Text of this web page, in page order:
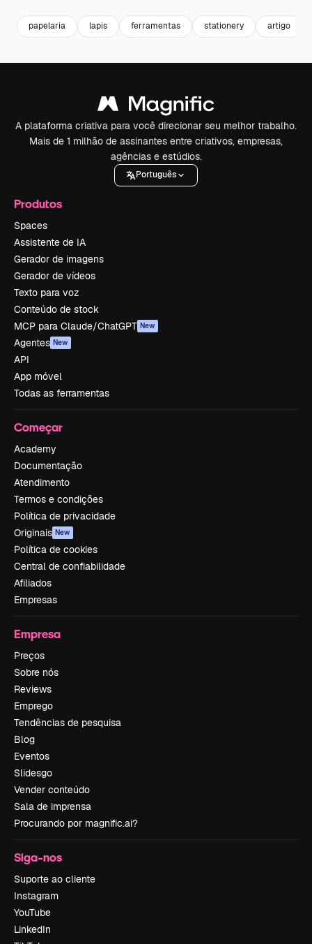
papelaria lapis ferramentas stationery artigo
A plataforma criativa para você direcionar seu melhor trabalho.
Mais de 1 milhão de assinantes entre criativos, empresas,
agências e estúdios.
Português
Produtos
Spaces
Assistente de IA
Gerador de imagens
Gerador de vídeos
Texto para voz
Conteúdo de stock
MCP para Claude/ChatGPT New
Agentes New
API
App móvel
Todas as ferramentas
Começar
Academy
Documentação
Atendimento
Termos e condições
Política de privacidade
Originais New
Política de cookies
Central de confiabilidade
Afiliados
Empresas
Empresa
Preços
Sobre nós
Reviews
Emprego
Tendências de pesquisa
Blog
Eventos
Slidesgo
Vender conteúdo
Sala de imprensa
Procurando por magnific.ai?
Siga-nos
Suporte ao cliente
Instagram
YouTube
LinkedIn